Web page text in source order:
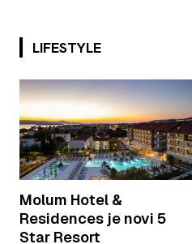
LIFESTYLE
Molum Hotel &
Residences je novi 5
Star Resort